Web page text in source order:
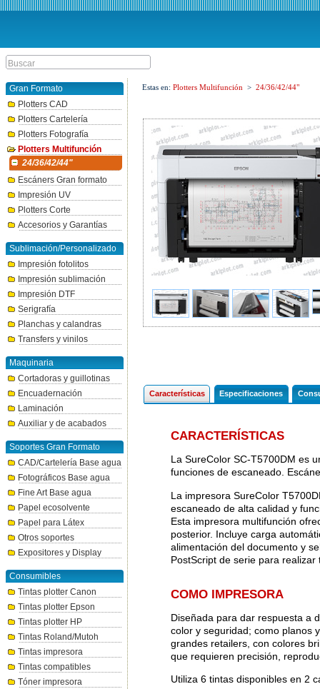
Gran Formato
Plotters CAD
Plotters Cartelería
Plotters Fotografía
Plotters Multifunción
24/36/42/44"
Escáners Gran formato
Impresión UV
Plotters Corte
Accesorios y Garantías
Sublimación/Personalizado
Impresión fotolitos
Impresión sublimación
Impresión DTF
Serigrafía
Planchas y calandras
Transfers y vinilos
Maquinaria
Cortadoras y guillotinas
Encuadernación
Laminación
Auxiliar y de acabados
Soportes Gran Formato
CAD/Cartelería Base agua
Fotográficos Base agua
Fine Art Base agua
Papel ecosolvente
Papel para Látex
Otros soportes
Expositores y Display
Consumibles
Tintas plotter Canon
Tintas plotter Epson
Tintas plotter HP
Tintas Roland/Mutoh
Tintas impresora
Tintas compatibles
Tóner impresora
Estas en: Plotters Multifunción > 24/36/42/44"
Características Especificaciones
CARACTERÍSTICAS
La SureColor SC-T5700DM es
funciones de escaneado.
La impresora SureColor
escaneado de alta calidad y
Esta impresora multifunción
posterior. Incluye carga
alimentación del documento y
PostScript de serie para
COMO IMPRESORA
Diseñada para dar respuesta a
color y seguridad; como planos
grandes retailers, con colores
que requieren precisión,
Utiliza 6 tintas disponibles en 2